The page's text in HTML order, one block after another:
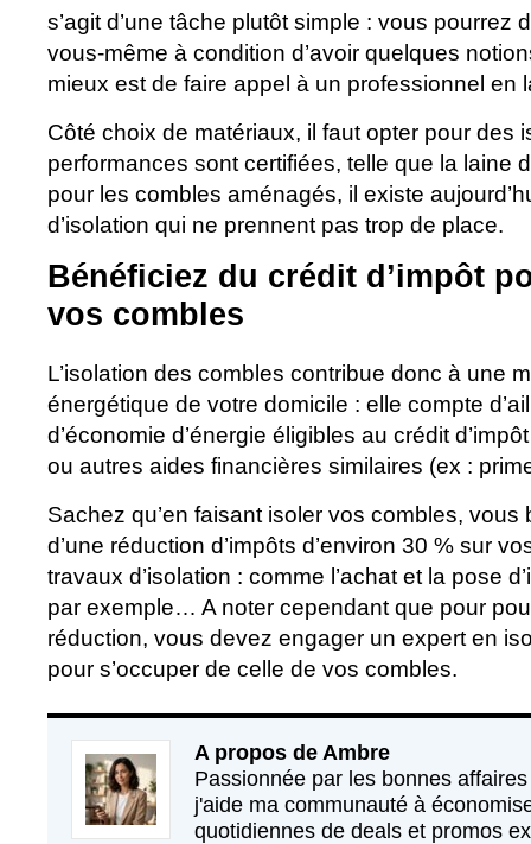
s’agit d’une tâche plutôt simple : vous pourrez
vous-même à condition d’avoir quelques
mieux est de faire appel à un professionnel en
Côté choix de matériaux, il faut opter pour des
performances sont certifiées, telle que la laine
pour les combles aménagés, il existe
d’isolation qui ne prennent pas trop de place.
Bénéficiez du crédit d’impôt
vos combles
L’isolation des combles contribue donc à une
énergétique de votre domicile : elle compte
d’économie d’énergie éligibles au crédit
ou autres aides financières similaires (ex :
Sachez qu’en faisant isoler vos combles,
d’une réduction d’impôts d’environ 30 % sur
travaux d’isolation : comme l’achat et la pose
par exemple… A noter cependant que pour
réduction, vous devez engager un expert en
pour s’occuper de celle de vos combles.
A propos de Ambre
Passionnée par les bonnes
j'aide ma communauté à
quotidiennes de deals et promos